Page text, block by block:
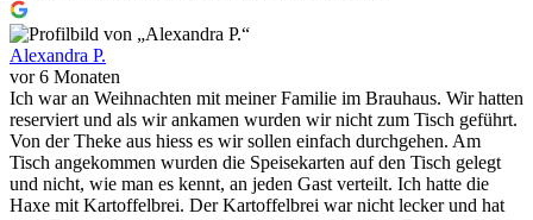
Alexandra P.
vor 6 Monaten
Ich war an Weihnachten mit meiner Familie im Brauhaus. Wir hatten
reserviert und als wir ankamen wurden wir nicht zum Tisch geführt.
Von der Theke aus hiess es wir sollen einfach durchgehen. Am
Tisch angekommen wurden die Speisekarten auf den Tisch gelegt
und nicht, wie man es kennt, an jeden Gast verteilt. Ich hatte die
Haxe mit Kartoffelbrei. Der Kartoffelbrei war nicht lecker und hat